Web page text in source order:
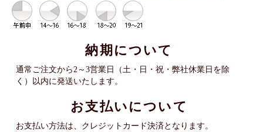
納期について
通常ご注文から2～3営業日（土・日・祝・弊社休業日を除
く）以内に発送いたします。
お支払いについて
お支払い方法は、クレジットカード決済となります。